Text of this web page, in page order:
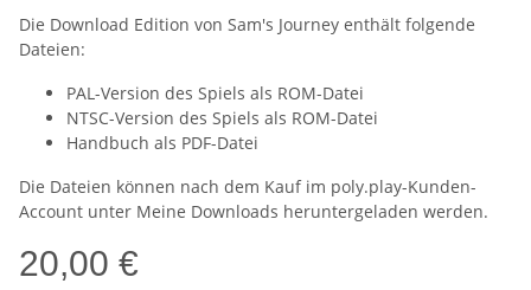
Die Download Edition von Sam's Journey enthält folgende
Dateien:
PAL-Version des Spiels als ROM-Datei
NTSC-Version des Spiels als ROM-Datei
Handbuch als PDF-Datei
Die Dateien können nach dem Kauf im poly⁠.⁠play-Kunden-
Account unter Meine Downloads heruntergeladen werden.
20,00 €